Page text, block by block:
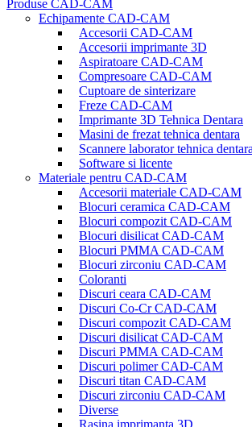
Produse CAD-CAM
Echipamente CAD-CAM
Accesorii CAD-CAM
Accesorii imprimante 3D
Aspiratoare CAD-CAM
Compresoare CAD-CAM
Cuptoare de sinterizare
Freze CAD-CAM
Imprimante 3D Tehnica Dentara
Masini de frezat tehnica dentara
Scannere laborator tehnica dentara
Software si licente
Materiale pentru CAD-CAM
Accesorii materiale CAD-CAM
Blocuri ceramica CAD-CAM
Blocuri compozit CAD-CAM
Blocuri disilicat CAD-CAM
Blocuri PMMA CAD-CAM
Blocuri zirconiu CAD-CAM
Coloranti
Discuri ceara CAD-CAM
Discuri Co-Cr CAD-CAM
Discuri compozit CAD-CAM
Discuri disilicat CAD-CAM
Discuri PMMA CAD-CAM
Discuri polimer CAD-CAM
Discuri titan CAD-CAM
Discuri zirconiu CAD-CAM
Diverse